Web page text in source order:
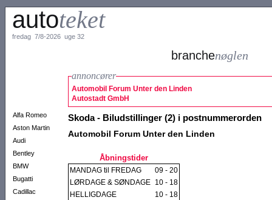
autoteket
fredag 7/8-2026 uge 32
Alfa Romeo
Aston Martin
Audi
Bentley
BMW
Bugatti
Cadillac
branchenøglen
annoncører
Automobil Forum Unter den Linden
Autostadt GmbH
Skoda - Biludstillinger (2) i postnummerorden
Automobil Forum Unter den Linden
Åbningstider
MANDAG til FREDAG
09 - 20
LØRDAGE & SØNDAGE 10 - 18
HELLIGDAGE
10 - 18